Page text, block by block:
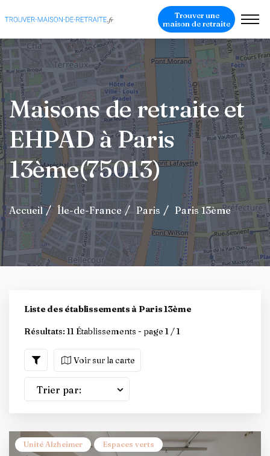
Trouver une
maison de retraite
Maisons de retraite et
EHPAD à Paris
13ème(75013)
Accueil Île-de-France Paris Paris 13ème
Liste des établissements à Paris 13ème
Résultats: 11 Établissements - page 1 / 1
Voir sur la carte
Trier par:
Unité Alzheimer Espaces verts